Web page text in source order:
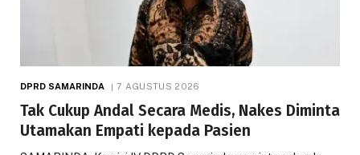
DPRD SAMARINDA 7 AGUSTUS 2026
Tak Cukup Andal Secara Medis, Nakes Diminta
Utamakan Empati kepada Pasien